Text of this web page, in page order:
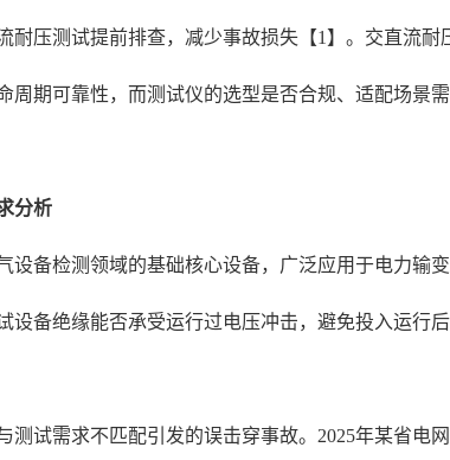
耐压测试提前排查，减少事故损失【1】。交直流
周期可靠性，而测试仪的选型是否合规、适配场景
分析
设备检测领域的基础核心设备，广泛应用于电力输
设备绝缘能否承受运行过电压冲击，避免投入运行
测试需求不匹配引发的误击穿事故。2025年某省